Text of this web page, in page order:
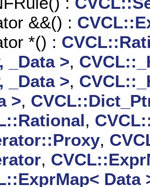
&&() :
*() :
_Data >,
_Data >,
>,
,
,
,
Data